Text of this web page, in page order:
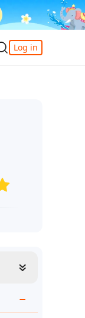
Log in
ติม
คำ
คุณ